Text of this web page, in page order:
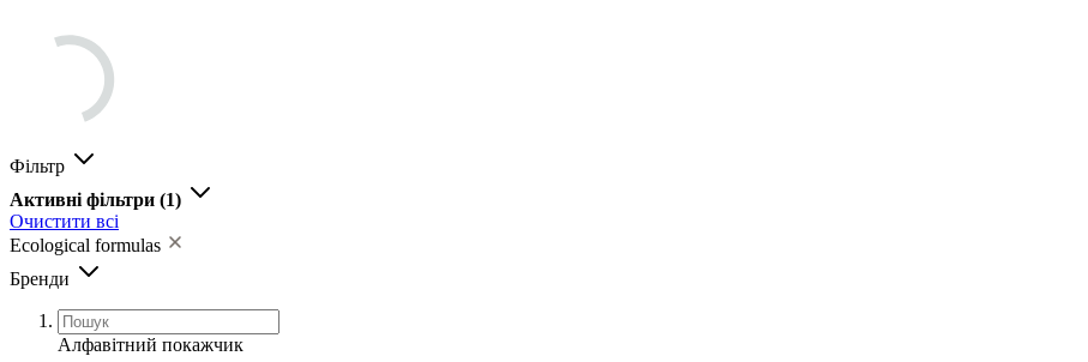
Фільтр
Активні фільтри (1)
Очистити всі
Ecological formulas
Бренди
Алфавітний покажчик